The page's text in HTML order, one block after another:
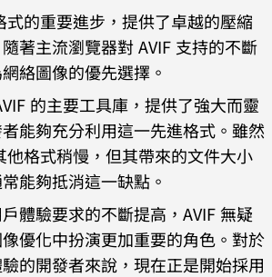
式的重要進步，提供了卓越的壓縮
著主流瀏覽器對 AVIF 支持的不斷
絡圖像的優先選擇。
的主要工具庫，提供了強大而靈
能夠充分利用這一先進格式。雖然
他格式稍慢，但其帶來的文件大小
能夠抵消這一缺點。
體驗要求的不斷提高，AVIF 無疑
優化中扮演更加重要的角色。對於
的開發者來說，現在正是開始採用